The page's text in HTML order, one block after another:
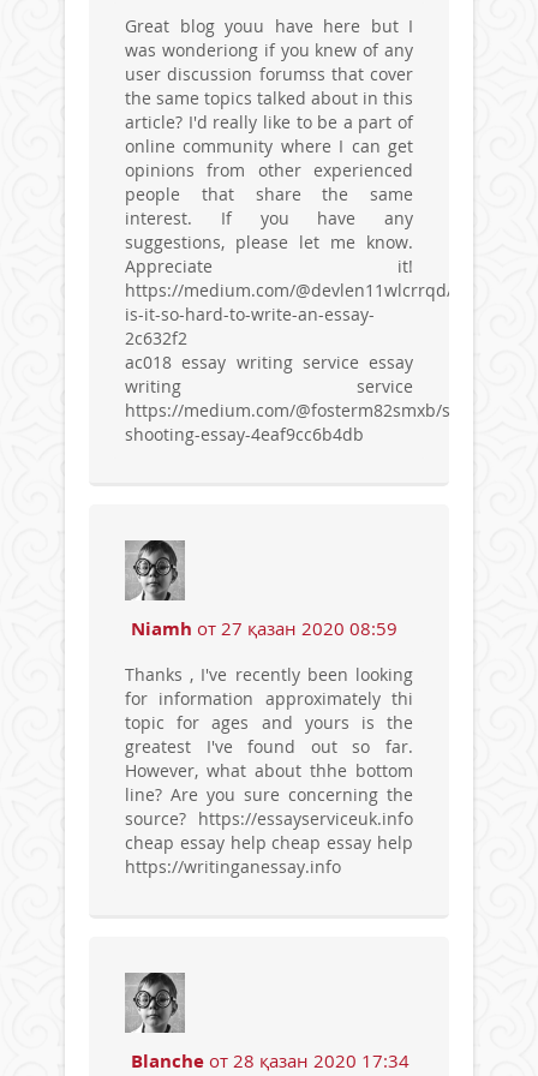
Great blog youu have here but I
was wonderiong if you knew of any
user discussion forumss that cover
the same topics talked about in this
article? I'd really like to be a part of
online community where I can get
opinions from other experienced
people that share the same
interest. If you have any
suggestions, please let me know.
Appreciate it!
https://medium.com/@devlen11wlcrrqd/why-
is-it-so-hard-to-write-an-essay-
2c632f2
ac018 essay writing service essay
writing service
https://medium.com/@fosterm82smxb/school-
shooting-essay-4eaf9cc6b4db
Niamh от 27 қазан 2020 08:59
Thanks , I've recently been looking
for information approximately thi
topic for ages and yours is the
greatest I've found out so far.
However, what about thhe bottom
line? Are you sure concerning the
source? https://essayserviceuk.info
cheap essay help cheap essay help
https://writinganessay.info
Blanche от 28 қазан 2020 17:34